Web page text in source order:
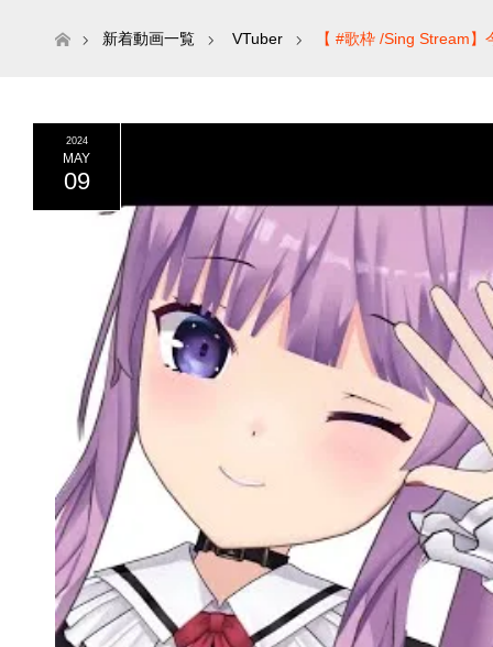
ホーム新着動画一覧 VTuber 【 #歌枠 /Sing Stream
2024
MAY
09